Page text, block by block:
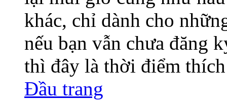
khác, chỉ dành cho
nếu bạn vẫn chưa đăng
thì đây là thời điểm
Đầu trang